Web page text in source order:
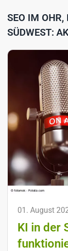
SEO IM OHR,
SÜDWEST:
01. August
KI in der